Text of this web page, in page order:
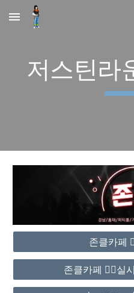
Skip to main content
저스틴라
존클카페
존클카페 ❤️‍🔥실